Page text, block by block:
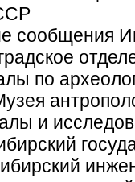
сообщения
по
и